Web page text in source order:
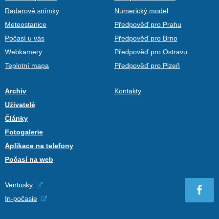
Radarové snímky
Meteostanice
Počasí u vás
Webkamery
Teplotní mapa
Numerický model
Předpověď pro Prahu
Předpověď pro Brno
Předpověď pro Ostravu
Předpověď pro Plzeň
Archiv
Uživatelé
Články
Fotogalerie
Aplikace na telefony
Počasí na web
Kontakty
Ventusky
In-počasie